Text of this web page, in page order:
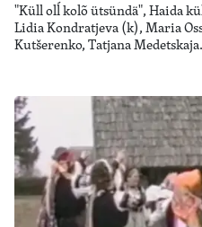
"Küll olĺ kolõ ütsündä", Haida
Lidia Kondratjeva (k), Maria
Kutšerenko, Tatjana Medetskaja.